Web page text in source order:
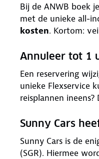
Bij de ANWB boek
met de unieke all-
kosten. Kortom:
Annuleer tot 1
Een reservering
unieke Flexservice
reisplannen
Sunny Cars
Sunny Cars is de
(SGR). Hiermee